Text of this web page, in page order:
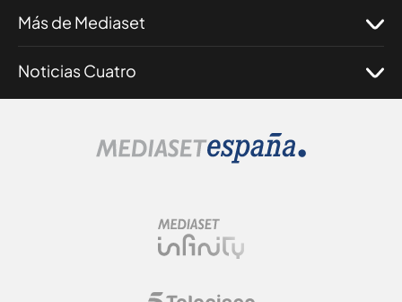
Más de Mediaset
Noticias Cuatro